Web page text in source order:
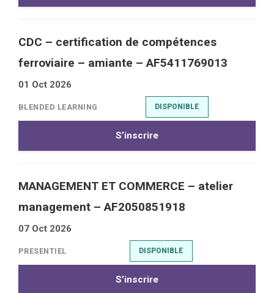
CDC – certification de compétences
ferroviaire – amiante – AF5411769013
01 Oct 2026
BLENDED LEARNING DISPONIBLE
S’inscrire
MANAGEMENT ET COMMERCE – atelier
management – AF2050851918
07 Oct 2026
PRESENTIEL DISPONIBLE
S’inscrire